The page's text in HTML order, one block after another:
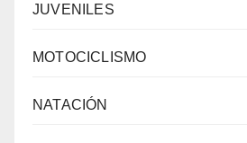
JUVENILES
MOTOCICLISMO
NATACIÓN